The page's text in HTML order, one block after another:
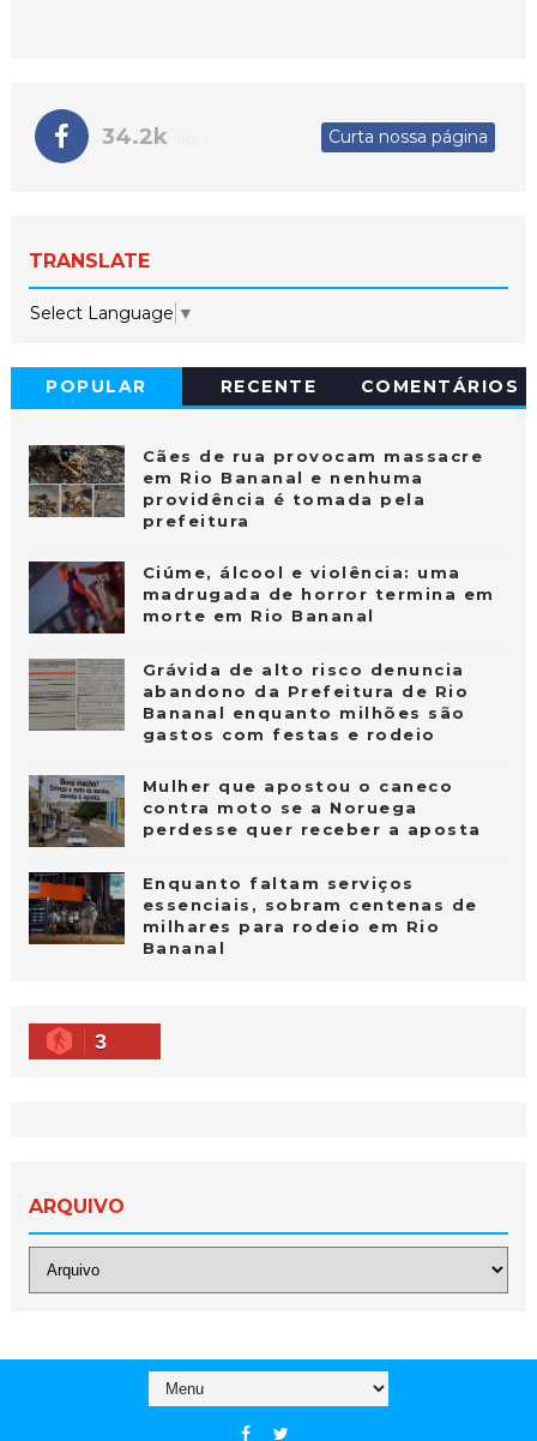
34.2k Curta nossa página
TRANSLATE
Select Language ▼
POPULAR RECENTE COMENTÁRIOS
Cães de rua provocam massacre
em Rio Bananal e nenhuma
providência é tomada pela
prefeitura
Ciúme, álcool e violência: uma
madrugada de horror termina em
morte em Rio Bananal
Grávida de alto risco denuncia
abandono da Prefeitura de Rio
Bananal enquanto milhões são
gastos com festas e rodeio
Mulher que apostou o caneco
contra moto se a Noruega
perdesse quer receber a aposta
Enquanto faltam serviços
essenciais, sobram centenas de
milhares para rodeio em Rio
Bananal
3
ARQUIVO